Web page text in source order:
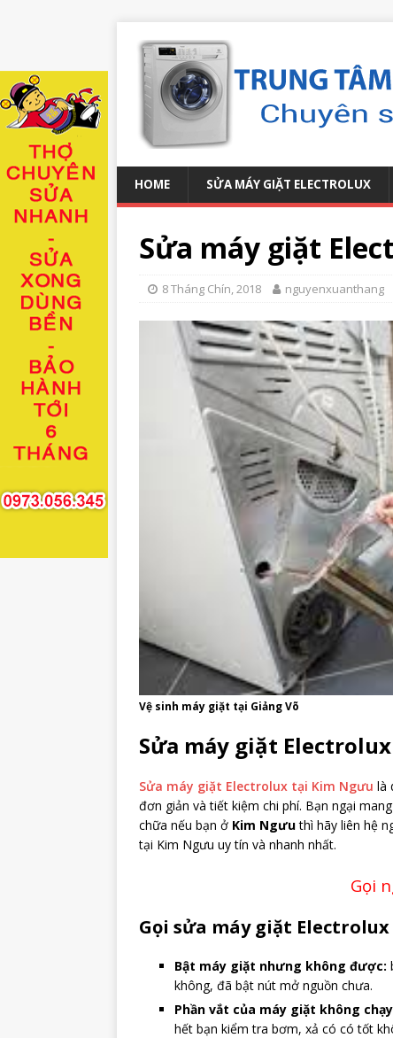
HOME SỬA MÁY GIẶT ELECTROLUX
Sửa máy giặt
8 Tháng Chín, 2018 nguyenxuanthang
Vệ sinh máy giặt tại Giảng Võ
Sửa máy giặt
Sửa máy giặt Electrolux tại Kim Ngưu là
đơn giản và tiết kiệm chi phí. Bạn ngại
chữa nếu bạn ở Kim Ngưuthì hãy liên hệ
tại Kim Ngưu uy tín và nhanh nhất.
Gọi
Gọi sửa máy giặt
Bật máy giặt nhưng không được:
không, đã bật nút mở nguồn chưa.
Phần vắt của máy giặt không
hết bạn kiểm tra bơm, xả có có tốt